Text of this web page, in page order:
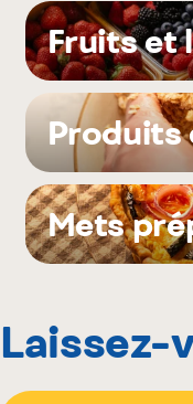
Fruits et
Produits
Mets
Laissez-